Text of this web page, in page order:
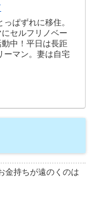
ぱずれに移住。
セルフリノベー
中！平日は長距
ーマン。妻は自宅
金持ちが遠のくのは